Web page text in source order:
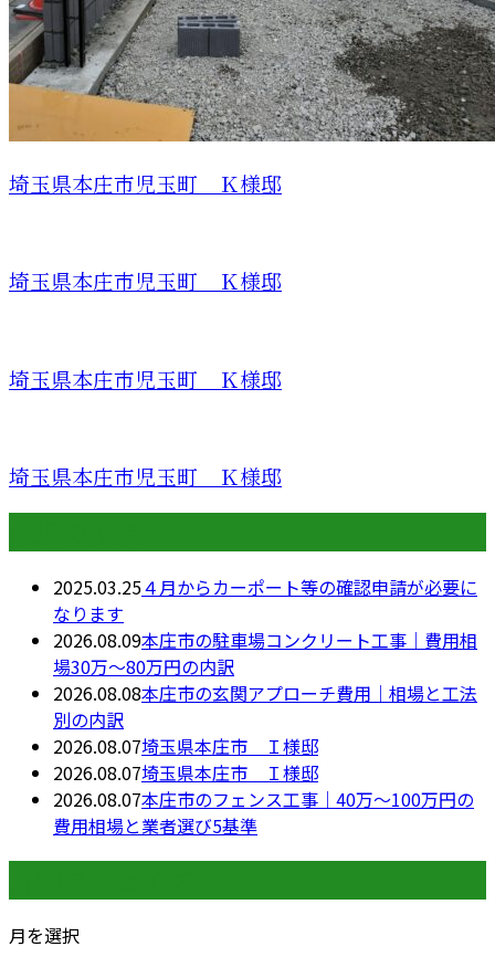
埼玉県本庄市児玉町 Ｋ様邸
埼玉県本庄市児玉町 Ｋ様邸
埼玉県本庄市児玉町 Ｋ様邸
埼玉県本庄市児玉町 Ｋ様邸
2025.03.25４月からカーポート等の確認申請が必要に
なります
2026.08.09本庄市の駐車場コンクリート工事｜費用相
場30万〜80万円の内訳
2026.08.08本庄市の玄関アプローチ費用｜相場と工法
別の内訳
2026.08.07埼玉県本庄市 Ｉ様邸
2026.08.07埼玉県本庄市 Ｉ様邸
2026.08.07本庄市のフェンス工事｜40万〜100万円の
費用相場と業者選び5基準
月を選択